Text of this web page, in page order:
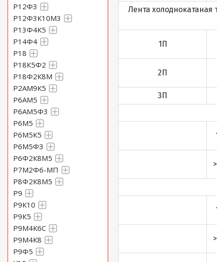
Р12Ф3
Р12Ф3К10М3
Р13Ф4К5
Р14Ф4
Р18
Р18К5Ф2
Р18Ф2К8М
Р2АМ9К5
Р6АМ5
Р6АМ5Ф3
Р6М5
Р6М5К5
Р6М5Ф3
Р6Ф2К8М5
Р7М2Ф6-МП
Р8Ф2К8М5
Р9
Р9К10
Р9К5
Р9М4К6С
Р9М4К8
Р9Ф5
Лента
1П
2П
3П